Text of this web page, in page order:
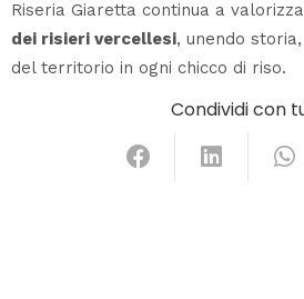
Riseria Giaretta continua a
dei risieri vercellesi, unendo
del territorio in ogni chicco di riso.
Condividi con